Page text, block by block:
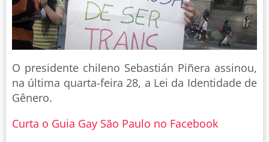
O presidente chileno Sebastián Piñera assinou,
na última quarta-feira 28, a Lei da Identidade de
Gênero.
Curta o Guia Gay São Paulo no Facebook